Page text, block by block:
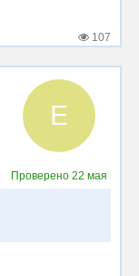
107
Е
Проверено22 мая